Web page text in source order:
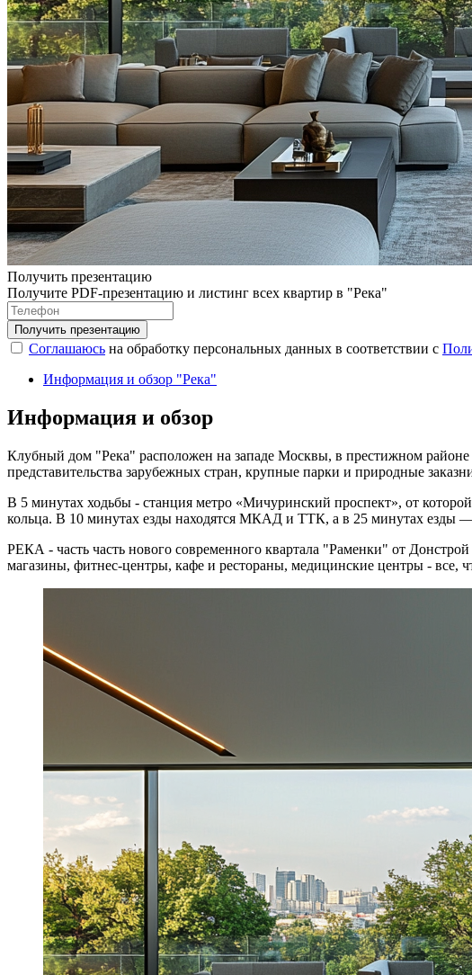
Получить презентацию
Получите PDF-презентацию и листинг всех квартир в "Река"
Соглашаюсь на обработку персональных данных в соответствии с
Информация и обзор "Река"
Информация и обзор
Клубный дом "Река" расположен на западе Москвы, в престижном
представительства зарубежных стран, крупные парки и природные
В 5 минутах ходьбы - станция метро «Мичуринский проспект», от
кольца. В 10 минутах езды находятся МКАД и ТТК, а в 25 минутах езды
РЕКА - часть часть нового современного квартала "Раменки" от
магазины, фитнес-центры, кафе и рестораны, медицинские центры - все,